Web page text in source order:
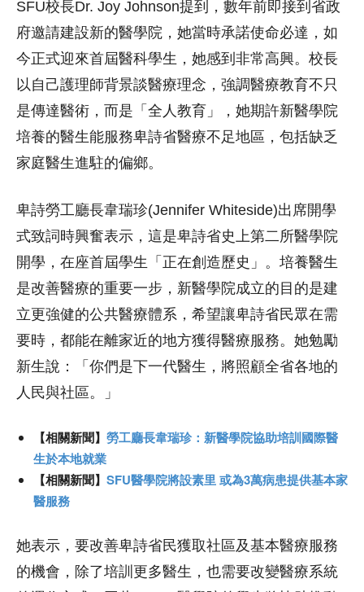
SFU校長Dr. Joy Johnson提到，數年前即接到省政
府邀請建設新的醫學院，她當時承諾使命必達，如
今正式迎來首屆醫科學生，她感到非常高興。校長
以自己護理師背景談醫療理念，強調醫療教育不只
是傳達醫術，而是「全人教育」，她期許新醫學院
培養的醫生能服務卑詩省醫療不足地區，包括缺乏
家庭醫生進駐的偏鄉。
卑詩勞工廳長韋瑞珍(Jennifer Whiteside)出席開學
式致詞時興奮表示，這是卑詩省史上第二所醫學院
開學，在座首屆學生「正在創造歷史」。培養醫生
是改善醫療的重要一步，新醫學院成立的目的是建
立更強健的公共醫療體系，希望讓卑詩省民眾在需
要時，都能在離家近的地方獲得醫療服務。她勉勵
新生說：「你們是下一代醫生，將照顧全省各地的
人民與社區。」
【相關新聞】 勞工廳長韋瑞珍：新醫學院協助培訓國際醫
生於本地就業
【相關新聞】 SFU醫學院將設素里 或為3萬病患提供基本家
醫服務
她表示，要改善卑詩省民獲取社區及基本醫療服務
的機會，除了培訓更多醫生，也需要改變醫療系統